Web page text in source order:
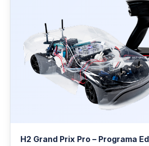
H2 Grand Prix Pro – Programa